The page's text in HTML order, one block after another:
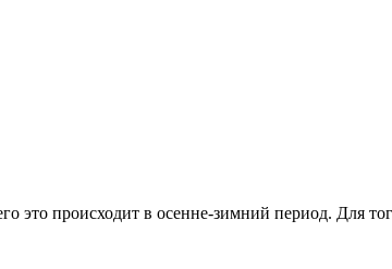
это происходит в осенне-зимний период. Для